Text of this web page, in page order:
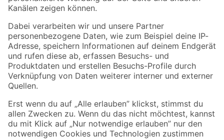
Folge uns
Zahlungsarten Versandarten
Sicher einkaufen
Jetzt die toom-App herunterladen